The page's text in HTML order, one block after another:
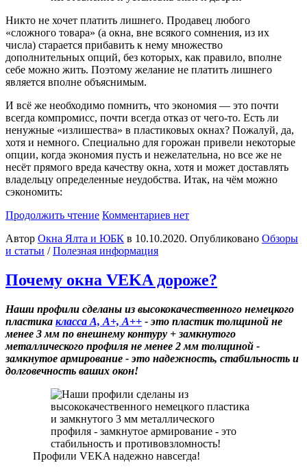
Никто не хочет платить лишнего. Продавец любого
«сложного товара» (а окна, вне всякого сомнения, из их
числа) старается прибавить к нему множество
дополнительных опций, без которых, как правило, вполне
себе можно жить. Поэтому желание не платить лишнего
является вполне объяснимым.
И всё же необходимо помнить, что экономия — это почти
всегда компромисс, почти всегда отказ от чего-то. Есть ли
ненужные «излишества» в пластиковых окнах? Пожалуй, да,
хотя и немного. Специально для горожан привели некоторые
опции, когда экономия пусть и нежелательна, но все же не
несёт прямого вреда качеству окна, хотя и может доставлять
владельцу определенные неудобства. Итак, на чём можно
сэкономить:
Продолжить чтение Комментариев нет
Автор Окна Ялта и ЮБК в 10.10.2020. Опубликовано Обзоры
и статьи /Полезная информация
Почему окна VEKA дороже?
Наши профили сделаны из высококачественного немецкого
пластика класса А, А+, А++ - это пластик толщиной не
менее 3 мм по внешнему контуру + замкнутого
металлического профиля не менее 2 мм толщиной -
замкнутое армирование - это надежность, стабильность и
долговечность ваших окон!
Профили VEKA надежно навсегда!